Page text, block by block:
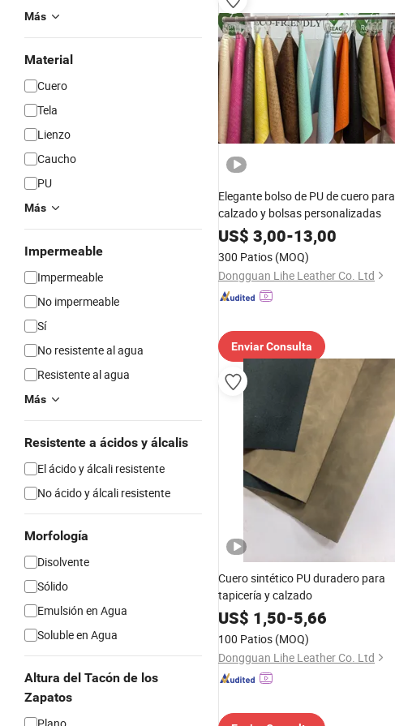
Más
Material
Cuero
Tela
Lienzo
Caucho
PU
Más
Impermeable
Impermeable
No impermeable
Sí
No resistente al agua
Resistente al agua
Más
Resistente a ácidos y álcalis
El ácido y álcali resistente
No ácido y álcali resistente
Morfología
Disolvente
Sólido
Emulsión en Agua
Soluble en Agua
Altura del Tacón de los
Zapatos
Elegante bolso de PU de cuero para
calzado y bolsas personalizadas
US$ 3,00-13,00
300 Patios (MOQ)
Dongguan Lihe Leather Co. Ltd
Enviar Consulta
Cuero sintético PU duradero para
tapicería y calzado
US$ 1,50-5,66
100 Patios (MOQ)
Dongguan Lihe Leather Co. Ltd